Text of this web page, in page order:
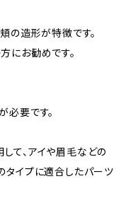
の造形が特徴です。
にお勧めです。
必要です。
て、アイや眉毛などの
タイプに適合したパーツ